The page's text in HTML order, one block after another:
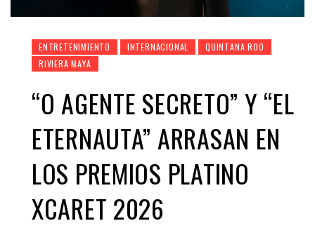
ENTRETENIMIENTO INTERNACIONAL
QUINTANA ROO
RIVIERA MAYA
“O AGENTE SECRETO” Y “EL
ETERNAUTA” ARRASAN EN
LOS PREMIOS PLATINO
XCARET 2026